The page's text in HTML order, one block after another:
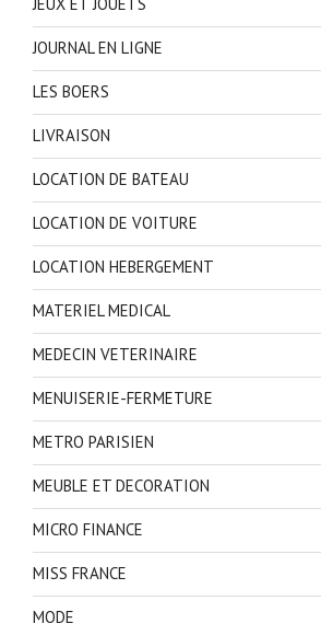
JOURNAL EN LIGNE
LES BOERS
LIVRAISON
LOCATION DE BATEAU
LOCATION DE VOITURE
LOCATION HEBERGEMENT
MATERIEL MEDICAL
MEDECIN VETERINAIRE
MENUISERIE-FERMETURE
METRO PARISIEN
MEUBLE ET DECORATION
MICRO FINANCE
MISS FRANCE
MODE